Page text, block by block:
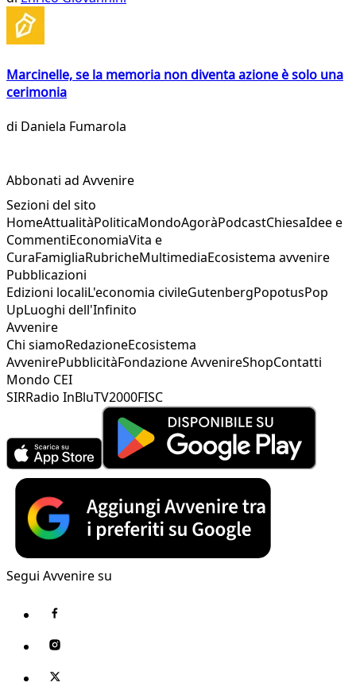
Marcinelle, se la memoria non diventa azione è solo una
cerimonia
di Daniela Fumarola
Abbonati ad Avvenire
Sezioni del sito
HomeAttualitàPoliticaMondoAgoràPodcastChiesaIdee e
CommentiEconomiaVita e
CuraFamigliaRubricheMultimediaEcosistema avvenire
Pubblicazioni
Edizioni localiL'economia civileGutenbergPopotusPop
UpLuoghi dell'Infinito
Avvenire
Chi siamoRedazioneEcosistema
AvvenirePubblicitàFondazione AvvenireShopContatti
Mondo CEI
SIRRadio InBluTV2000FISC
Segui Avvenire su